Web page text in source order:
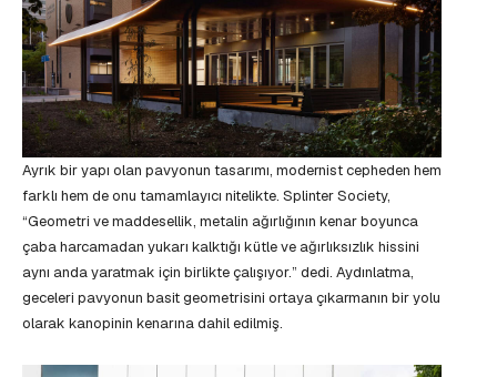
Ayrık bir yapı olan pavyonun tasarımı, modernist cepheden hem
farklı hem de onu tamamlayıcı nitelikte. Splinter Society,
“Geometri ve maddesellik, metalin ağırlığının kenar boyunca
çaba harcamadan yukarı kalktığı kütle ve ağırlıksızlık hissini
aynı anda yaratmak için birlikte çalışıyor.” dedi. Aydınlatma,
geceleri pavyonun basit geometrisini ortaya çıkarmanın bir yolu
olarak kanopinin kenarına dahil edilmiş.